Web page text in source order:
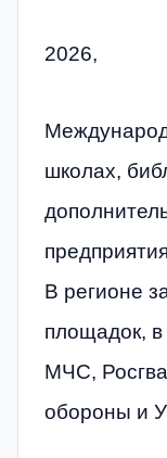
2026,
школах,
В регионе
площадок,
МЧС,
обороны и